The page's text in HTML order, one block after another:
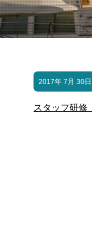
2017年 7月 30日
スタッフ研